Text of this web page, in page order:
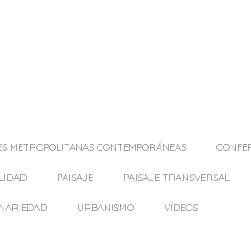
METROPOLITANAS CONTEMPORÁNEAS
PAISAJE PAISAJE TRANSVERSAL
URBANISMO VÍDEOS